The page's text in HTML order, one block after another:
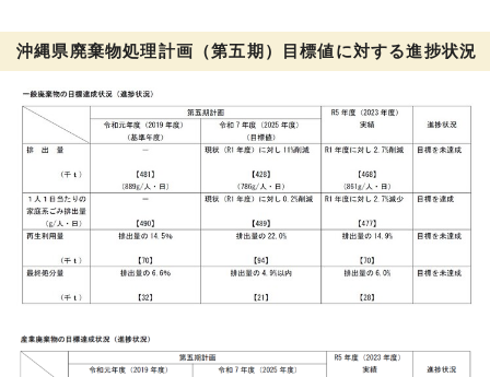
沖縄県廃棄物処理計画（第五期）目標値に対する進捗状況